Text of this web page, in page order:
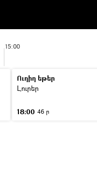
15:00
Ուղիղ եթեր
Լուրեր
18:00 46 ր